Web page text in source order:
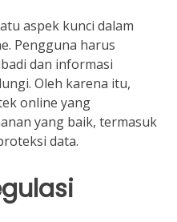
aspek kunci dalam
Pengguna harus
dan informasi
Oleh karena itu,
online yang
yang baik, termasuk
data.